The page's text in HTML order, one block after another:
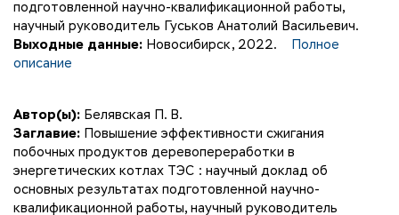
подготовленной научно-квалификационной работы,
научный руководитель Гуськов Анатолий Васильевич.
Выходные данные: Новосибирск, 2022.
Полное
описание
Автор(ы): Белявская П. В.
Заглавие: Повышение эффективности сжигания
побочных продуктов деревопереработки в
энергетических котлах ТЭС : научный доклад об
основных результатах подготовленной научно-
квалификационной работы, научный руководитель